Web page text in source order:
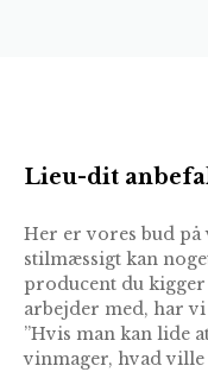
Lieu-dit
Her er vores bud
stilmæssigt kan
producent du
arbejder med, har
”Hvis man kan lide
vinmager, hvad ville